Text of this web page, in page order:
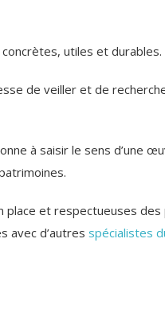
utiles et durables.
de veiller et de
à saisir le sens d’une
place et respectueuses
avec d’autres spécialistes